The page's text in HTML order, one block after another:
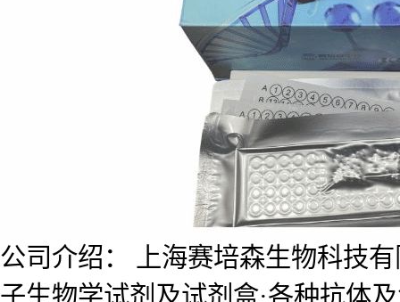
公司介绍： 上海赛培森生物科技有
子生物学试剂及试剂盒·各种抗体